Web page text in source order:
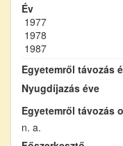
Év
1977
1978
1987
Egyetemről távozás
Nyugdíjazás éve
Egyetemről távozás
n. a.